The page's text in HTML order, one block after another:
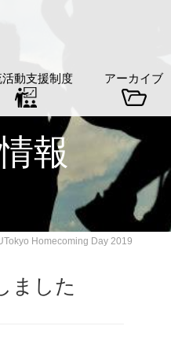
活動支援制度 アーカイブ
報
Homecoming Day 2019
ました